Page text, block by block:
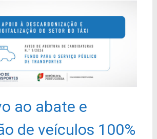
ao abate e
de veículos 100%